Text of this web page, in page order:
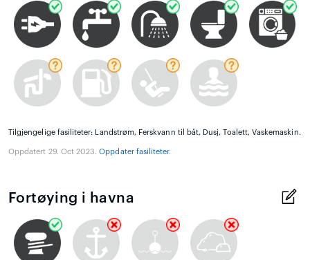
Tilgjengelige fasiliteter: Landstrøm, Ferskvann til båt, Dusj, Toalett, Vaskemaskin.
Oppdatert 29. Oct 2023.Oppdater fasiliteter.
Fortøying i havna